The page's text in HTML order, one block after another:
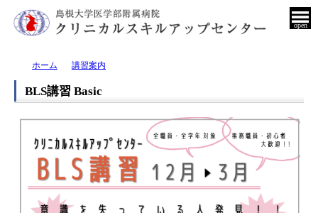
open
ホーム 講習案内
BLS講習 Basic